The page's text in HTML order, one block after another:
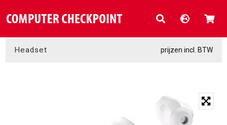
Headset prijzen incl. BTW